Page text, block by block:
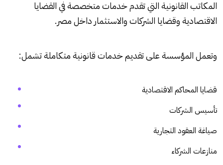
المكاتب القانونية التي تقدم خدمات متخصصة في القضايا
الاقتصادية وقضايا الشركات والاستثمار داخل مصر.
وتعمل المؤسسة على تقديم خدمات قانونية متكاملة تشمل:
قضايا المحاكم الاقتصادية
تأسيس الشركات
صياغة العقود التجارية
منازعات الشركاء